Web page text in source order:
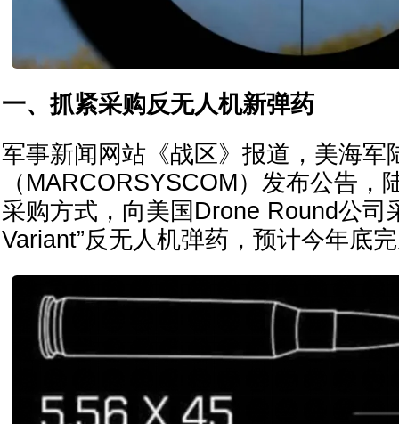
一、抓紧采购反无人机新弹药
军事新闻网站《战区》报道，美海军
（MARCORSYSCOM）发布公告，
采购方式，向美国Drone Round公司
Variant”反无人机弹药，预计今年底